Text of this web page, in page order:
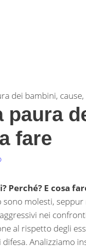
dei bambini,
paura
fare
Perché? E cosa
sono molesti,
nei
al rispetto degli
Analizziamo